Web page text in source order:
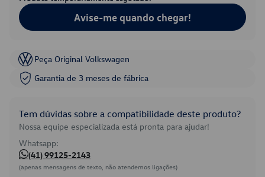
Avise-me quando chegar!
Peça Original Volkswagen
Garantia de 3 meses de fábrica
Tem dúvidas sobre a compatibilidade deste produto?
Nossa equipe especializada está pronta para ajudar!
Whatsapp:
(41) 99125-2143
(apenas mensagens de texto, não atendemos ligações)